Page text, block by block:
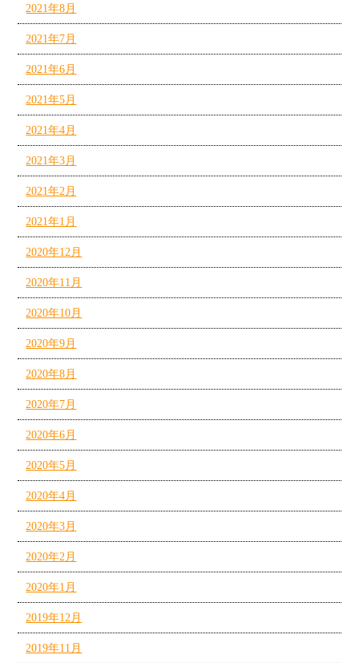
2021年8月
2021年7月
2021年6月
2021年5月
2021年4月
2021年3月
2021年2月
2021年1月
2020年12月
2020年11月
2020年10月
2020年9月
2020年8月
2020年7月
2020年6月
2020年5月
2020年4月
2020年3月
2020年2月
2020年1月
2019年12月
2019年11月